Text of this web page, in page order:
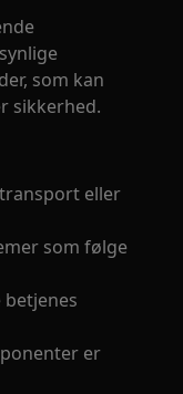
som kan
sikkerhed.
eller
som følge
betjenes
er